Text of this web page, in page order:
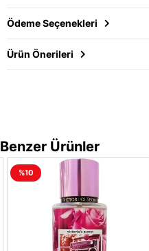
Ödeme Seçenekleri
Ürün Önerileri
Benzer Ürünler
%10